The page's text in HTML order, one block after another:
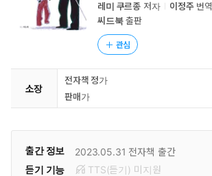
레미 쿠르종 저자 이정주번역
씨드북출판
관심
소장
전자책 정가
판매가
출간 정보 2023.05.31 전자책 출간
듣기 기능
TTS(듣기) 미 지원